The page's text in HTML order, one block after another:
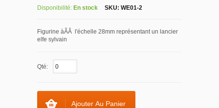
Disponibilité: En stock SKU: WE01-2
Figurine àÃÂ l'échelle 28mm représentant un lancier
elfe sylvain
Qté:
Ajouter Au Panier